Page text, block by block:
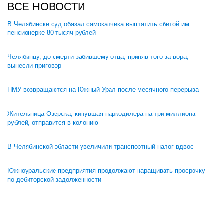
ВСЕ НОВОСТИ
В Челябинске суд обязал самокатчика выплатить сбитой им
пенсионерке 80 тысяч рублей
Челябинцу, до смерти забившему отца, приняв того за вора,
вынесли приговор
НМУ возвращаются на Южный Урал после месячного перерыва
Жительница Озерска, кинувшая наркодилера на три миллиона
рублей, отправится в колонию
В Челябинской области увеличили транспортный налог вдвое
Южноуральские предприятия продолжают наращивать просрочку
по дебиторской задолженности